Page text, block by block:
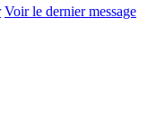
Voir le dernier message